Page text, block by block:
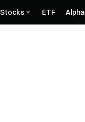
Stocks ETF Alpha